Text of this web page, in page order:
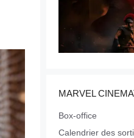
MARVEL
Box-office
Calendrier des